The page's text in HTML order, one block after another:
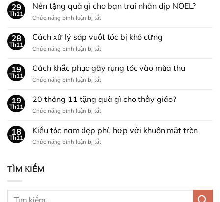
29
Th11
Nên tặng quà gì cho bạn trai nhân dịp NOEL?
Chức năng bình luận bị tắtở
tặng
quà
gì
bạn
nhân
NOEL?
28
Th11
Cách xử lý sáp vuốt tóc bị khô cứng
Chức năng bình luận bị tắtở
lý
sáp
tóc
khô
19
Th11
Cách khắc phục gãy rụng tóc vào mùa thu
Chức năng bình luận bị tắtở
khắc
phục
gãy
tóc
mùa
19
Th11
20 tháng 11 tặng quà gì cho thầy giáo?
Chức năng bình luận bị tắtở
tháng
11
tặng
18
Th11
Kiểu tóc nam đẹp phù hợp với khuôn mặt tròn
Chức năng bình luận bị tắtở
hợp
TÌM KIẾM